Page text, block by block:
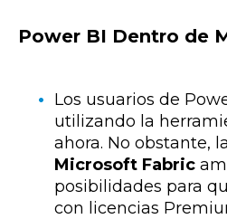
Power BI Dentro de
Los usuarios de
utilizando la
ahora. No obstante,
Microsoft Fabric
posibilidades para
con licencias